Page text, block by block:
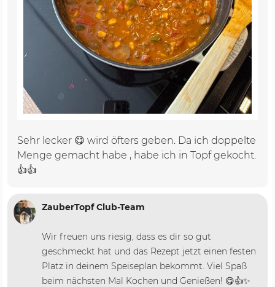
Sehr lecker 😋 wird öfters geben. Da ich doppelte
Menge gemacht habe , habe ich in Topf gekocht.
👍👍
ZauberTopf Club-Team
Wir freuen uns riesig, dass es dir so gut
geschmeckt hat und das Rezept jetzt einen festen
Platz in deinem Speiseplan bekommt. Viel Spaß
beim nächsten Mal Kochen und Genießen! 😋👍✨